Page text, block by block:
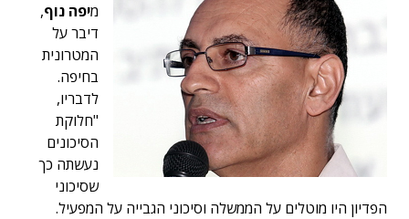
מיפה נוף,
דיבר על
המטרונית
בחיפה.
לדבריו,
"חלוקת
הסיכונים
נעשתה כך
שסיכוני
הפדיון היו מוטלים על הממשלה וסיכוני הגבייה על המפעיל.